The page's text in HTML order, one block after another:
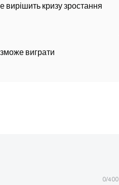
вирішить кризу зростання
виграти
0/400